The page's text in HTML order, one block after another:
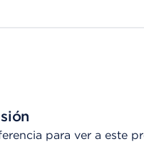
para ver a este